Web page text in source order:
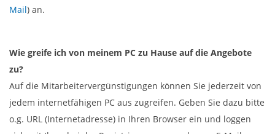
Mail) an.
Wie greife ich von meinem PC zu Hause auf die Angebote
zu?
Auf die Mitarbeitervergünstigungen können Sie jederzeit von
jedem internetfähigen PC aus zugreifen. Geben Sie dazu bitte
o.g. URL (Internetadresse) in Ihren Browser ein und loggen